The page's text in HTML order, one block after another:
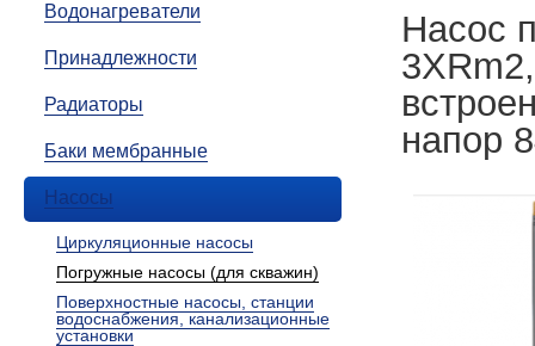
Водонагреватели
Принадлежности
Радиаторы
Баки мембранные
Насосы
Циркуляционные насосы
Погружные насосы (для скважин)
Поверхностные насосы, станции
водоснабжения, канализационные
установки
Насос
напор